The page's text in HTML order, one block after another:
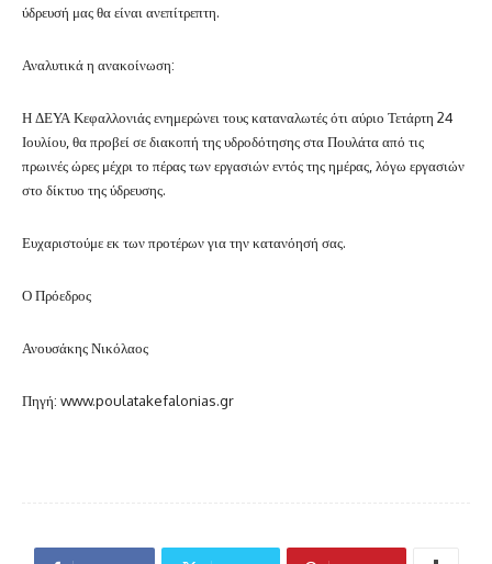
ύδρευσή μας θα είναι ανεπίτρεπτη.
Αναλυτικά η ανακοίνωση:
Η ΔΕΥΑ Κεφαλλονιάς ενημερώνει τους καταναλωτές ότι αύριο Τετάρτη 24
Ιουλίου, θα προβεί σε διακοπή της υδροδότησης στα Πουλάτα από τις
πρωινές ώρες μέχρι το πέρας των εργασιών εντός της ημέρας, λόγω εργασιών
στο δίκτυο της ύδρευσης.
Ευχαριστούμε εκ των προτέρων για την κατανόησή σας.
Ο Πρόεδρος
Ανουσάκης Νικόλαος
Πηγή: www.poulatakefalonias.gr